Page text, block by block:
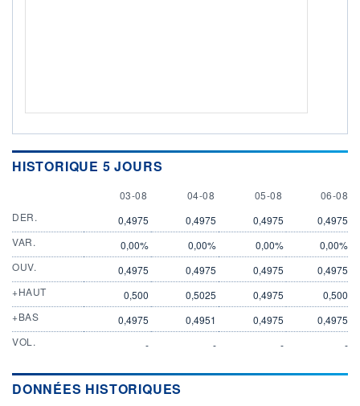
HISTORIQUE 5 JOURS
3 AUGUST
03-08 4 AUGUST
04-08 5 AUGUST
05-08 6
06-08
DER.
0,4975 0,4975 0,4975
0,4975
VAR.
0,00% 0,00% 0,00%
0,00%
OUV.
0,4975 0,4975 0,4975
0,4975
+HAUT
0,500 0,5025 0,4975
0,500
+BAS
0,4975 0,4951 0,4975
0,4975
VOL.
- - - -
DONNÉES HISTORIQUES